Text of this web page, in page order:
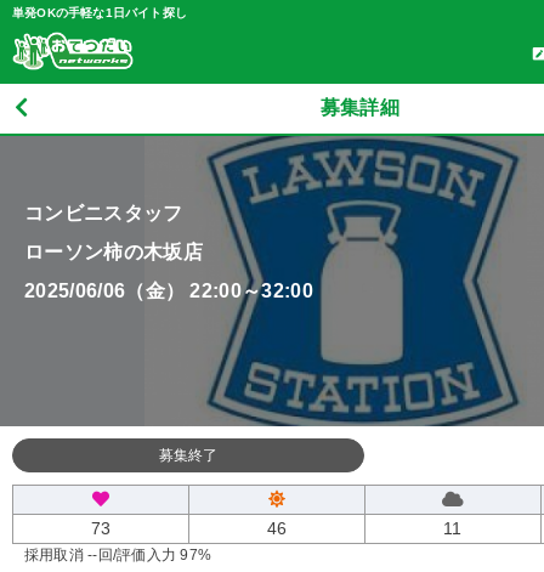
単発OKの手軽な1日バイト探し
募集詳細
コンビニスタッフ
ローソン柿の木坂店
2025/06/06（金） 22:00～32:00
募集終了
73 46 11
採用取消 --回/評価入力 97%